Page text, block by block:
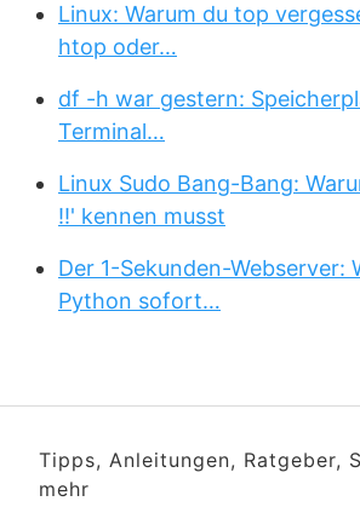
Linux: Warum du top
htop oder…
df -h war gestern:
Terminal…
Linux Sudo Bang-Bang:
!!' kennen musst
Der 1-Sekunden-Webserver:
Python sofort…
Tipps, Anleitungen, Ratgeber,
mehr